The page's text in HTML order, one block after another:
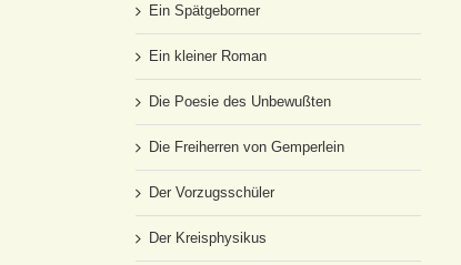
Ein Spätgeborner
Ein kleiner Roman
Die Poesie des Unbewußten
Die Freiherren von Gemperlein
Der Vorzugsschüler
Der Kreisphysikus